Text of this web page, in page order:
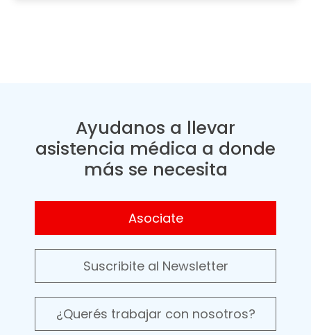
Ayudanos a llevar
asistencia médica a donde
más se necesita
Asociate
Suscribite al Newsletter
¿Querés trabajar con nosotros?